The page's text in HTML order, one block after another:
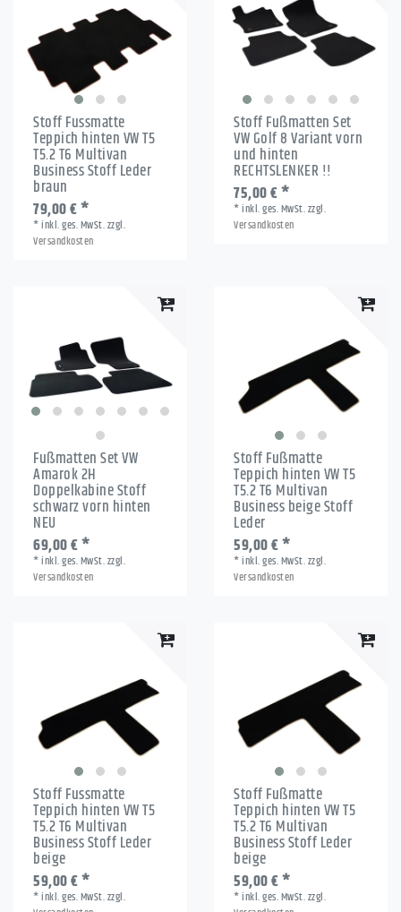
Stoff Fussmatte
Teppich hinten VW T5
T5.2 T6 Multivan
Business Stoff Leder
braun
79,00 € *
*inkl. ges. MwSt.zzgl.
Versandkosten
Stoff Fußmatten Set
VW Golf 8 Variant vorn
und hinten
RECHTSLENKER !!
75,00 € *
*inkl. ges. MwSt.zzgl.
Versandkosten
Fußmatten Set VW
Amarok 2H
Doppelkabine Stoff
schwarz vorn hinten
NEU
69,00 € *
*inkl. ges. MwSt.zzgl.
Versandkosten
Stoff Fußmatte
Teppich hinten VW T5
T5.2 T6 Multivan
Business beige Stoff
Leder
59,00 € *
*inkl. ges. MwSt.zzgl.
Versandkosten
Stoff Fussmatte
Teppich hinten VW T5
T5.2 T6 Multivan
Business Stoff Leder
beige
59,00 € *
*inkl. ges. MwSt.zzgl.
Stoff Fußmatte
Teppich hinten VW T5
T5.2 T6 Multivan
Business Stoff Leder
beige
59,00 € *
*inkl. ges. MwSt.zzgl.